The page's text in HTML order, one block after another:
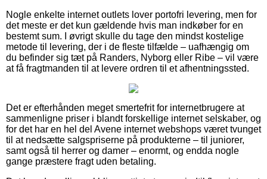
Nogle enkelte internet outlets lover portofri levering, men for
det meste er det kun gældende hvis man indkøber for en
bestemt sum. I øvrigt skulle du tage den mindst kostelige
metode til levering, der i de fleste tilfælde – uafhængig om
du befinder sig tæt på Randers, Nyborg eller Ribe – vil være
at få fragtmanden til at levere ordren til et afhentningssted.
Det er efterhånden meget smertefrit for internetbrugere at
sammenligne priser i blandt forskellige internet selskaber, og
for det har en hel del Avene internet webshops været tvunget
til at nedsætte salgspriserne på produkterne – til juniorer,
samt også til herrer og damer – enormt, og endda nogle
gange præstere fragt uden betaling.